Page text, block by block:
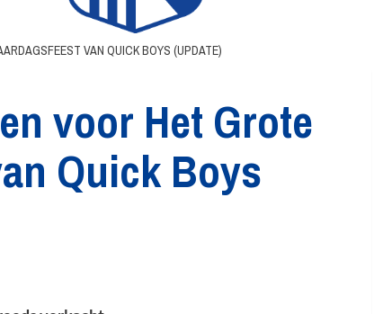
VAN QUICK BOYS (UPDATE)
voor Het Grote
Quick Boys